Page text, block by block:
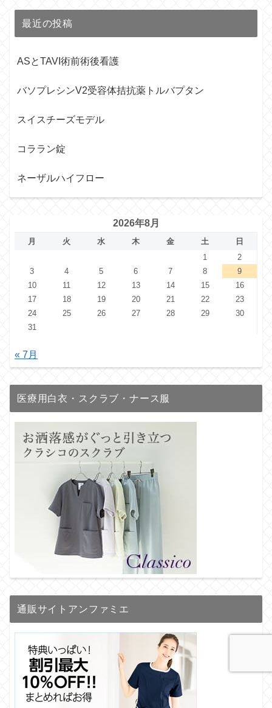
最近の投稿
ASとTAVI術前術後看護
バソプレシンV2受容体拮抗薬トルバプタン
スイスチーズモデル
コララン錠
ネーザルハイフロー
2026年8月
月 火 水 木 金 土
日
1
2
3
4 5 6 7 8
9
10
11 12 13 14 15
16
17
18 19 20 21 22
23
24
25 26 27 28 29
30
31
« 7月
医療用白衣・スクラブ・ナース服
通販サイトアンファミエ